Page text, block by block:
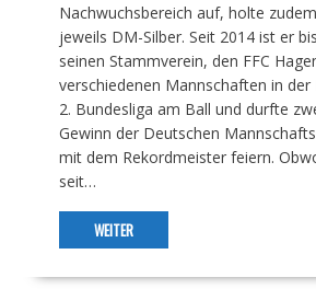
Nachwuchsbereich auf, holte
jeweils DM-Silber. Seit 2014 ist er
seinen Stammverein, den FFC
verschiedenen Mannschaften in der
2. Bundesliga am Ball und durfte
Gewinn der Deutschen
mit dem Rekordmeister feiern.
seit…
WEITER